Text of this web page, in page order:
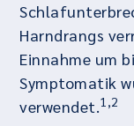
Harndrangs
Einnahme um
Symptomatik
verwendet.1,2